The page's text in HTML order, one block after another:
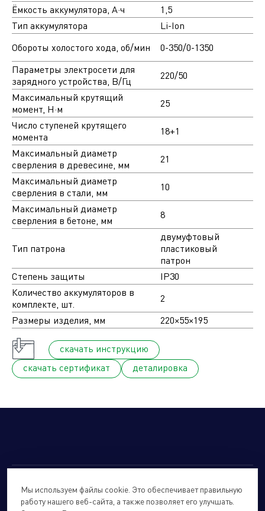
Ёмкость аккумулятора, А·ч
1,5
Тип аккумулятора
Li-Ion
Обороты холостого хода, об/мин
0-350/0-1350
Параметры электросети для
зарядного устройства, В/Гц
220/50
Максимальный крутящий
момент, Н·м
25
Число ступеней крутящего
момента
18+1
Максимальный диаметр
сверления в древесине, мм
21
Максимальный диаметр
сверления в стали, мм
10
Максимальный диаметр
сверления в бетоне, мм
8
Тип патрона
двумуфтовый
пластиковый
патрон
Степень защиты
IP30
Количество аккумуляторов в
комплекте, шт.
2
Размеры изделия, мм
220×55×195
cкачать инструкцию
cкачать сертификат
деталировка
© 2026Forte Holding.Все права защищены.
Политика обработки персональных данных
Мы используем файлы cookie. Это обеспечивает правильную
работу нашего веб-сайта, а также позволяет его улучшать.